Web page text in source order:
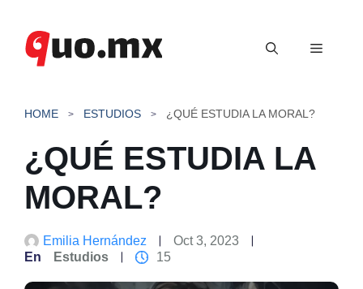
contenido
Menú
HOME ESTUDIOS ¿QUÉ ESTUDIA LA MORAL?
¿QUÉ ESTUDIA LA
MORAL?
Emilia Hernández
Oct 3, 2023
En
Estudios 15